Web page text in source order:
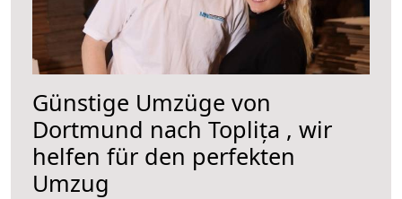
Günstige Umzüge von
Dortmund nach Toplița , wir
helfen für den perfekten
Umzug